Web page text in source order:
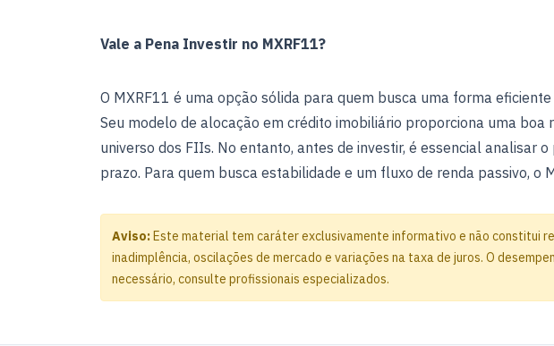
Vale a Pena Investir no MXRF11?
O MXRF11 é uma opção sólida para quem busca uma forma
Seu modelo de alocação em crédito imobiliário proporciona uma
universo dos FIIs. No entanto, antes de investir, é essencial analisar
prazo. Para quem busca estabilidade e um fluxo de renda passivo, o
Aviso:Este material tem caráter exclusivamente informativo e não constitui
inadimplência, oscilações de mercado e variações na taxa de juros. O
necessário, consulte profissionais especializados.